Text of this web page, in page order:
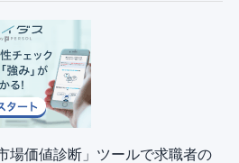
場価値診断」ツールで求職者の